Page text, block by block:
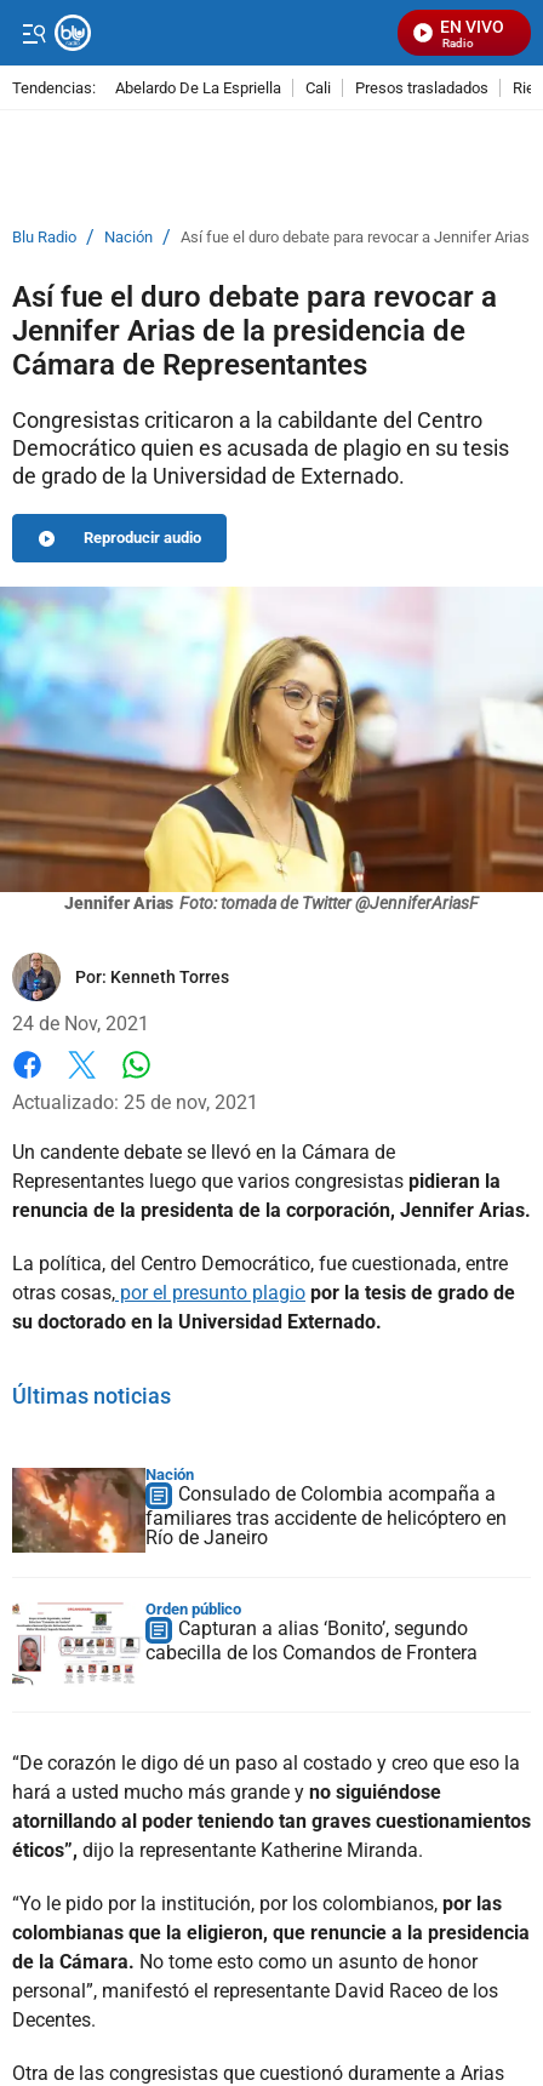
EN VIVO
Señal Visual Radio
Tendencias: Abelardo De La Espriella Cali Presos trasladados
Blu Radio / Nación / Así fue el duro debate para revocar a Jennifer Arias
Así fue el duro debate para revocar a
Jennifer Arias de la presidencia de
Cámara de Representantes
Congresistas criticaron a la cabildante del Centro
Democrático quien es acusada de plagio en su tesis
de grado de la Universidad de Externado.
Reproducir audio
Jennifer Arias Foto: tomada de Twitter @JenniferAriasF
Por: Kenneth Torres
24 de Nov, 2021
Facebook
X
Actualizado: 25 de nov, 2021
Un candente debate se llevó en la Cámara de
Representantes luego que varios congresistas pidieran la
renuncia de la presidenta de la corporación, Jennifer Arias.
La política, del Centro Democrático, fue cuestionada, entre
otras cosas, por el presunto plagio por la tesis de grado de
su doctorado en la Universidad Externado.
Últimas noticias
Nación
Consulado de Colombia acompaña a
familiares tras accidente de helicóptero en
Río de Janeiro
Orden público
Capturan a alias ‘Bonito’, segundo
cabecilla de los Comandos de Frontera
“De corazón le digo dé un paso al costado y creo que eso la
hará a usted mucho más grande y no siguiéndose
atornillando al poder teniendo tan graves cuestionamientos
éticos”, dijo la representante Katherine Miranda.
“Yo le pido por la institución, por los colombianos, por las
colombianas que la eligieron, que renuncie a la presidencia
de la Cámara. No tome esto como un asunto de honor
personal”, manifestó el representante David Raceo de los
Decentes.
Otra de las congresistas que cuestionó duramente a Arias